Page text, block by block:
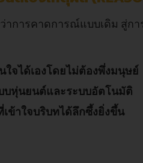
าการคาดการณ์แบบเดิม สู่กา
จได้เองโดยไม่ต้องพึ่งมนุษย์
บหุ่นยนต์และระบบอัตโนมัติ
ข้าใจบริบทได้ลึกซึ้งยิ่งขึ้น